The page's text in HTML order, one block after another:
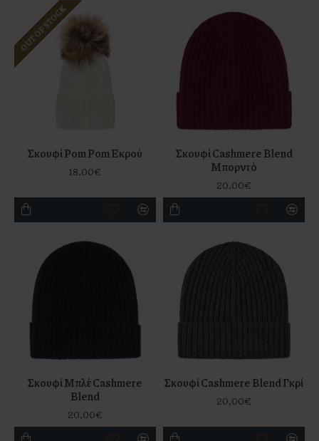
OUT OF STOCK
Σκουφί Pom Pom Εκρού
18,00€
Σκουφί Cashmere Blend
Μπορντό
20,00€
Σκουφί Μπλέ Cashmere
Blend
20,00€
Σκουφί Cashmere Blend Γκρί
20,00€